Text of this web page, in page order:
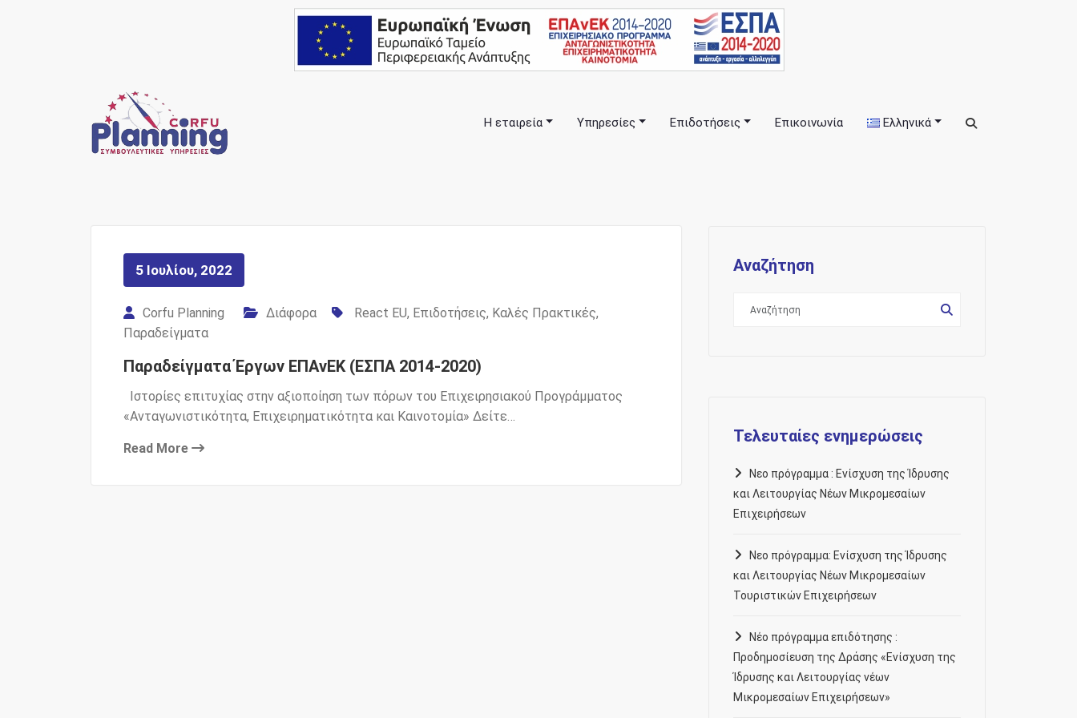
Ένας Σύμβουλος, δίπλα σας… ΕΣΠΑ Κέρκυρα, Σύμβουλοι Επιχειρήσεων, Επιδοτήσεις
Η εταιρεία Υπηρεσίες Επιδοτήσεις Επικοινωνία Ελληνικά
5 Ιουλίου, 2022
Corfu Planning Διάφορα React EU, Επιδοτήσεις, Καλές Πρακτικές,
Παραδείγματα
Παραδείγματα Έργων ΕΠΑνΕΚ (ΕΣΠΑ 2014-2020)
Ιστορίες επιτυχίας στην αξιοποίηση των πόρων του Επιχειρησιακού Προγράμματος
«Ανταγωνιστικότητα, Επιχειρηματικότητα και Καινοτομία» Δείτε…
Read More
Αναζήτηση
Τελευταίες ενημερώσεις
Νεο πρόγραμμα : Ενίσχυση της Ίδρυσης
και Λειτουργίας Νέων Μικρομεσαίων
Επιχειρήσεων
Νεο πρόγραμμα: Ενίσχυση της Ίδρυσης
και Λειτουργίας Νέων Μικρομεσαίων
Τουριστικών Επιχειρήσεων
Νέο πρόγραμμα επιδότησης :
Προδημοσίευση της Δράσης «Ενίσχυση της
Ίδρυσης και Λειτουργίας νέων
Μικρομεσαίων Επιχειρήσεων»